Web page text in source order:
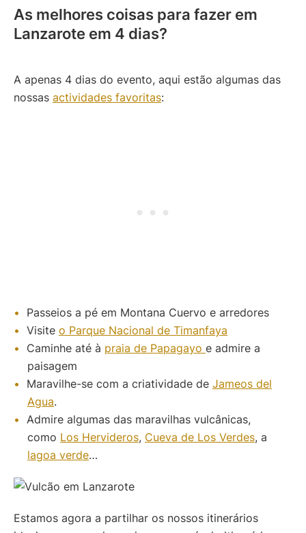
As melhores coisas para fazer em
Lanzarote em 4 dias?
A apenas 4 dias do evento, aqui estão algumas das
nossas actividades favoritas:
Passeios a pé em Montana Cuervo e arredores
Visite o Parque Nacional de Timanfaya
Caminhe até à praia de Papagayo e admire a
paisagem
Maravilhe-se com a criatividade de Jameos del
Agua.
Admire algumas das maravilhas vulcânicas,
como Los Hervideros, Cueva de Los Verdes, a
lagoa verde…
Estamos agora a partilhar os nossos itinerários